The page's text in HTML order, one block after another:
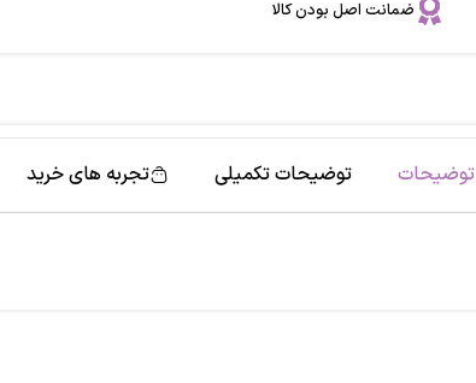
ضمانت اصل بودن کالا
توضیحات توضیحات تکمیلی تجربه های خرید